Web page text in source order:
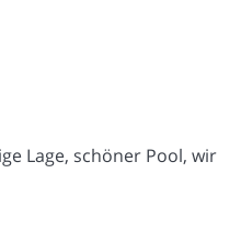
Lage, schöner Pool, wir